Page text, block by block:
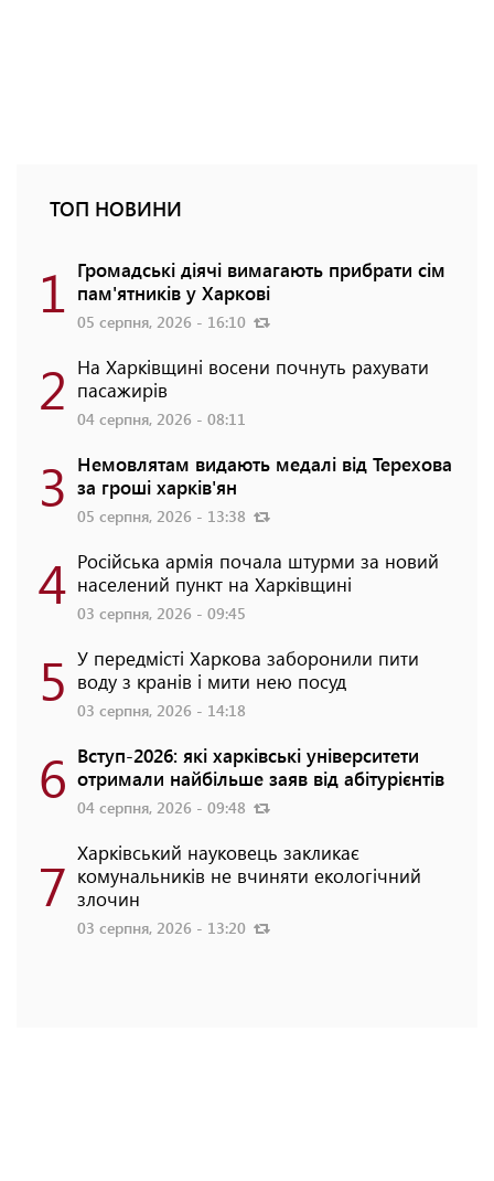
ТОП НОВИНИ
1 Громадські діячі вимагають прибрати сім
пам'ятників у Харкові
05 серпня, 2026 - 16:10
2 На Харківщині восени почнуть рахувати
пасажирів
04 серпня, 2026 - 08:11
3 Немовлятам видають медалі від Терехова
за гроші харків'ян
05 серпня, 2026 - 13:38
4 Російська армія почала штурми за новий
населений пункт на Харківщині
03 серпня, 2026 - 09:45
5 У передмісті Харкова заборонили пити
воду з кранів і мити нею посуд
03 серпня, 2026 - 14:18
6 Вступ-2026: які харківські університети
отримали найбільше заяв від абітурієнтів
04 серпня, 2026 - 09:48
7 Харківський науковець закликає
комунальників не вчиняти екологічний
злочин
03 серпня, 2026 - 13:20